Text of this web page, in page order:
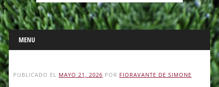
Main menu
Skip
to
content
MENU
PUBLICADO EL MAYO 21, 2026 POR FIORAVANTE DE SIMONE